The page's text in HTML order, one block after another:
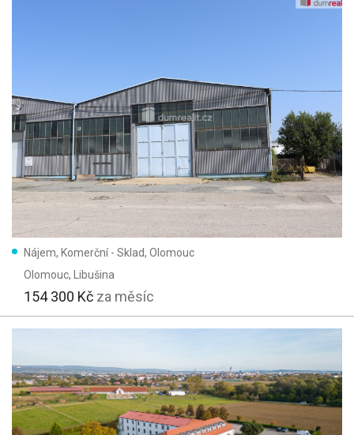
Nájem, Komerční - Sklad, Olomouc
Olomouc, Libušina
154 300 Kč za měsíc